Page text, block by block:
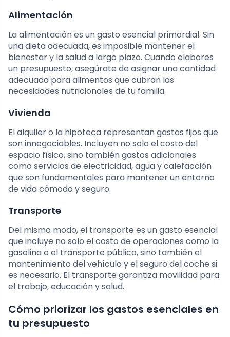
Alimentación
La alimentación es un gasto esencial primordial. Sin
una dieta adecuada, es imposible mantener el
bienestar y la salud a largo plazo. Cuando elabores
un presupuesto, asegúrate de asignar una cantidad
adecuada para alimentos que cubran las
necesidades nutricionales de tu familia.
Vivienda
El alquiler o la hipoteca representan gastos fijos que
son innegociables. Incluyen no solo el costo del
espacio físico, sino también gastos adicionales
como servicios de electricidad, agua y calefacción
que son fundamentales para mantener un entorno
de vida cómodo y seguro.
Transporte
Del mismo modo, el transporte es un gasto esencial
que incluye no solo el costo de operaciones como la
gasolina o el transporte público, sino también el
mantenimiento del vehículo y el seguro del coche si
es necesario. El transporte garantiza movilidad para
el trabajo, educación y salud.
Cómo priorizar los gastos esenciales en
tu presupuesto